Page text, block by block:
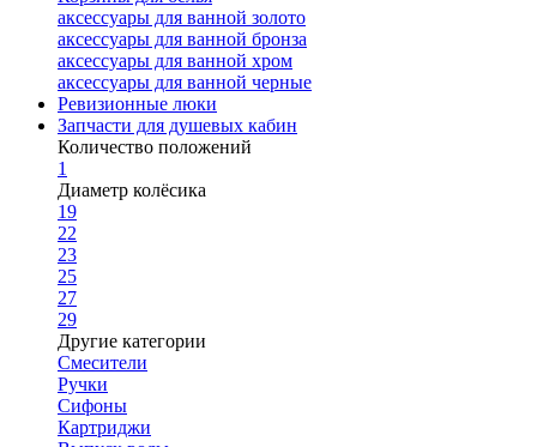
аксессуары для ванной золото
аксессуары для ванной бронза
аксессуары для ванной хром
аксессуары для ванной черные
Ревизионные люки
Запчасти для душевых кабин
Количество положений
1
Диаметр колёсика
19
22
23
25
27
29
Другие категории
Смесители
Ручки
Сифоны
Картриджи